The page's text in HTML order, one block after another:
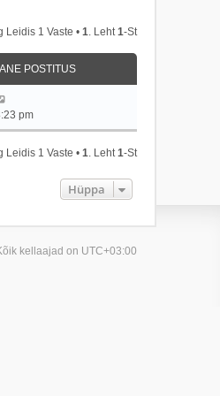
Leidis 1 Vaste • 1. Leht1-st
POSTITUS
pm
Leidis 1 Vaste • 1. Leht1-st
Hüppa
kellaajad on UTC+03:00